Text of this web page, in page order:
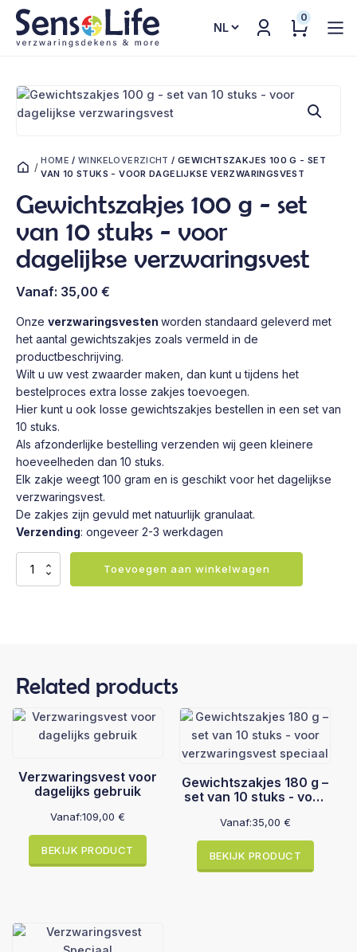
Kies
0
/
HOME /WINKELOVERZICHT /GEWICHTSZAKJES 100 G - SET
VAN 10 STUKS - VOOR DAGELIJKSE VERZWARINGSVEST
Gewichtszakjes 100 g - set
van 10 stuks - voor
dagelijkse verzwaringsvest
Vanaf: 35,00 €
Onze verzwaringsvesten worden standaard geleverd met
het aantal gewichtszakjes zoals vermeld in de
productbeschrijving.
Wilt u uw vest zwaarder maken, dan kunt u tijdens het
bestelproces extra losse zakjes toevoegen.
Hier kunt u ook losse gewichtszakjes bestellen in een set van
10 stuks.
Als afzonderlijke bestelling verzenden wij geen kleinere
hoeveelheden dan 10 stuks.
Elk zakje weegt 100 gram en is geschikt voor het dagelijkse
verzwaringsvest.
De zakjes zijn gevuld met natuurlijk granulaat.
Verzending: ongeveer 2-3 werkdagen
Gewichtszakjes
-
dagelijkse
verzwaringsvest
Toevoegen aan winkelwagen
Related products
Verzwaringsvest voor
dagelijks gebruik
Vanaf:109,00€
BEKIJK PRODUCT
Gewichtszakjes 180 g –
set van 10 stuks - voor
speciaal
Vanaf:35,00 €
BEKIJK PRODUCT